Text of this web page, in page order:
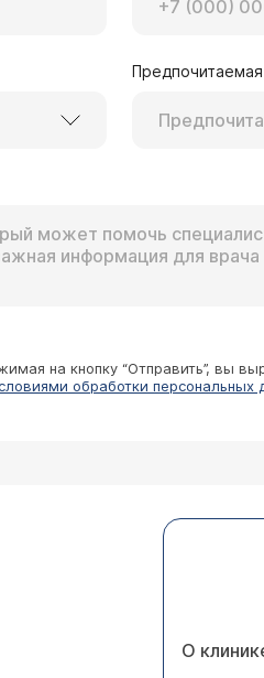
на кнопку “Отправить”, вы
обработки персональных
О